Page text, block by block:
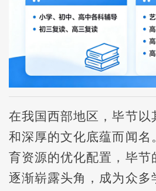
在我国西部地区，毕节以
和深厚的文化底蕴而闻名
育资源的优化配置，毕节
逐渐崭露头角，成为众多